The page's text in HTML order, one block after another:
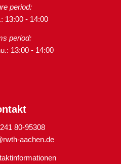
period:
13:00 - 14:00
period:
13:00 - 14:00
80-95308
aachen.de